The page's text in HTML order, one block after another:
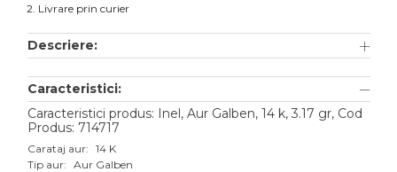
Aur alb
Aur roz
Aur mixt
2. Livrare prin curier
Descriere:
Caracteristici:
Caracteristici produs: Inel, Aur Galben, 14 k, 3.17 gr, Cod
Produs: 714717
Carataj aur: 14 K
Tip aur: Aur Galben